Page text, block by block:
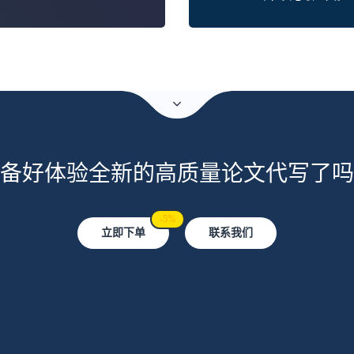
好体验全新的高质量论文代写了
立即下单
-5%
联系我们